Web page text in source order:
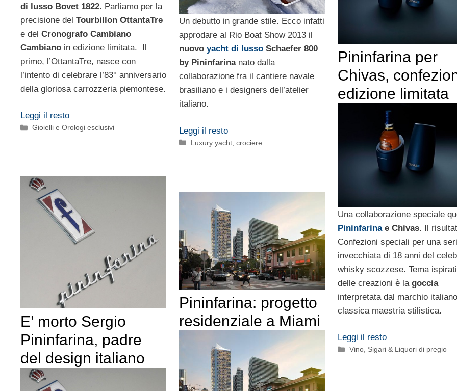
Un debutto in grande stile. Ecco infatti
approdare al Rio Boat Show 2013 il
nuovo yacht di lussoSchaefer 800
by Pininfarinanato dalla
collaborazione fra il cantiere navale
brasiliano e i designers dell’atelier
italiano.
Leggi il resto
Categorie
Luxury yacht, crociere
di lusso Bovet 1822. Parliamo per la
precisione del Tourbillon OttantaTre
e del Cronografo Cambiano
Cambiano in edizione limitata. Il
primo, l’OttantaTre, nasce con
l’intento di celebrare l’83° anniversario
della gloriosa carrozzeria piemontese.
Leggi il resto
Categorie
Gioielli e Orologi esclusivi
Pininfarina per
Chivas,
edizione limitata
Una collaborazione speciale
Pininfarinae Chivas. Il
Confezioni speciali per una
invecchiata di 18 anni del
whisky scozzese. Tema
delle creazioni è la goccia
interpretata dal marchio
classica maestria stilistica.
Leggi il resto
Categorie
Vino, Sigari & Liquori di pregio
E’ morto Sergio
Pininfarina, padre
del design italiano
Pininfarina: progetto
residenziale a Miami